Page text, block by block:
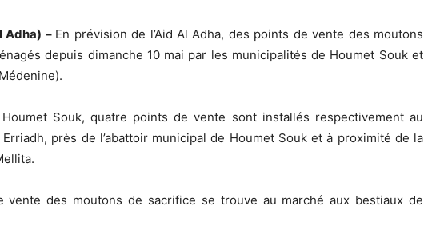
Adha) – En prévision de l’Aid Al Adha, des points de vente des moutons
depuis dimanche 10 mai par les municipalités de Houmet Souk et
Souk, quatre points de vente sont installés respectivement au
près de l’abattoir municipal de Houmet Souk et à proximité de la
vente des moutons de sacrifice se trouve au marché aux bestiaux de